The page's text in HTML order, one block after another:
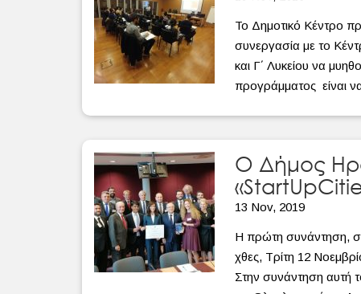
Το Δημοτικό Κέντρο
συνεργασία με το
και Γ΄ Λυκείου να
προγράμματος είναι
Ο Δήμος
13 Nov, 2019
Η πρώτη συνάντηση,
χθες, Τρίτη 12
Στην συνάντηση αυτή